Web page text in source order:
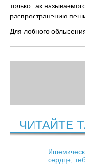
только так
распространению
Для лобного
ЧИТАЙТЕ
сердце,